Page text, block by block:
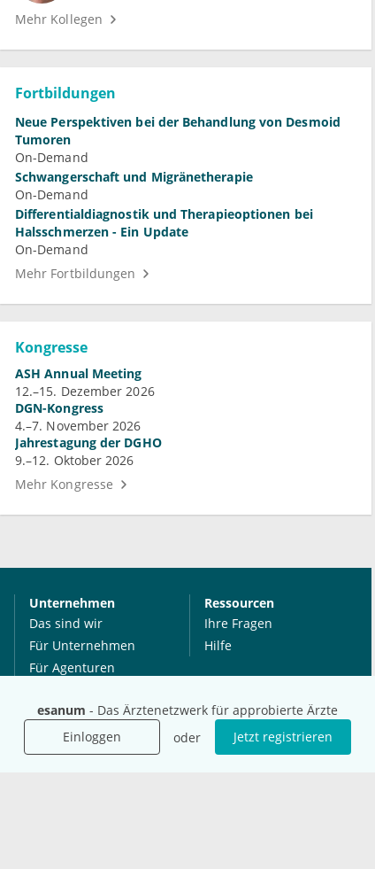
esanum - Das Ärztenetzwerk für approbierte Ärzte
Einloggen
oder Jetzt registrieren
Mehr Kollegen
Fortbildungen
Neue Perspektiven bei der Behandlung von Desmoid
Tumoren
On-Demand
Schwangerschaft und Migränetherapie
On-Demand
Differentialdiagnostik und Therapieoptionen bei
Halsschmerzen - Ein Update
On-Demand
Mehr Fortbildungen
Kongresse
ASH Annual Meeting
12.–15. Dezember 2026
DGN-Kongress
4.–7. November 2026
Jahrestagung der DGHO
9.–12. Oktober 2026
Mehr Kongresse
Unternehmen
Das sind wir
Für Unternehmen
Für Agenturen
Presse
Karriere
Jobs
Ressourcen
Ihre Fragen
Hilfe